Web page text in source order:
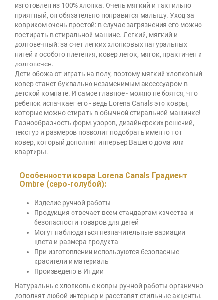
изготовлен из 100% хлопка. Очень мягкий и тактильно
приятный, он обязательно понравится малышу. Уход за
ковриком очень простой: в случае загрязнения его можно
постирать в стиральной машине. Легкий, мягкий и
долговечный: за счет легких хлопковых натуральных
нитей и особого плетения, ковер легок, мягок, практичен и
долговечен.
Дети обожают играть на полу, поэтому мягкий хлопковый
ковер станет буквально незаменимым аксессуаром в
детской комнате. И самое главное - можно не боятся, что
ребенок испачкает его - ведь Lorena Canals это ковры,
которые можно стирать в обычной стиральной машинке!
Разнообразность форм, узоров, дизайнерских решений,
текстур и размеров позволит подобрать именно тот
ковер, который дополнит интерьер Вашего дома или
квартиры.
Особенности ковра Lorena Canals Градиент
Ombre (серо-голубой):
Изделие ручной работы
Продукция отвечает всем стандартам качества и
безопасности товаров для детей
Могут наблюдаться незначительные вариации
цвета и размера продукта
При изготовлении используются безопасные
красители и материалы
Произведено в Индии
Натуральные хлопковые ковры ручной работы органично
дополнят любой интерьер и расставят стильные акценты.